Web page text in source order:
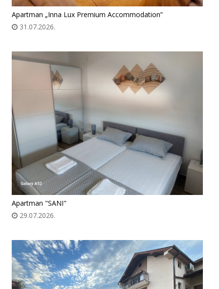
Apartman „Inna Lux Premium Accommodation”
31.07.2026.
Apartman "SANI"
29.07.2026.